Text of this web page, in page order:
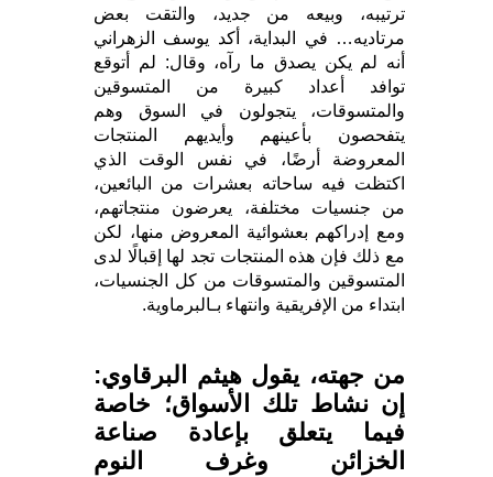
ترتيبه، وبيعه من جديد، والتقت بعض
مرتاديه… في البداية، أكد يوسف الزهراني
أنه لم يكن يصدق ما رآه، وقال: لم أتوقع
توافد أعداد كبيرة من المتسوقين
والمتسوقات، يتجولون في السوق وهم
يتفحصون بأعينهم وأيديهم المنتجات
المعروضة أرضًا، في نفس الوقت الذي
اكتظت فيه ساحاته بعشرات من البائعين،
من جنسيات مختلفة، يعرضون منتجاتهم،
ومع إدراكهم بعشوائية المعروض منها، لكن
مع ذلك فإن هذه المنتجات تجد لها إقبالًا لدى
المتسوقين والمتسوقات من كل الجنسيات،
ابتداء من الإفريقية وانتهاء بـالبرماوية.
من جهته، يقول هيثم البرقاوي:
إن نشاط تلك الأسواق؛ خاصة
فيما يتعلق بإعادة صناعة
الخزائن وغرف النوم